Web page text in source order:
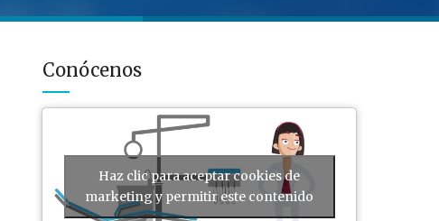
Conócenos
Haz clic para aceptar cookies de
marketing y permitir este contenido